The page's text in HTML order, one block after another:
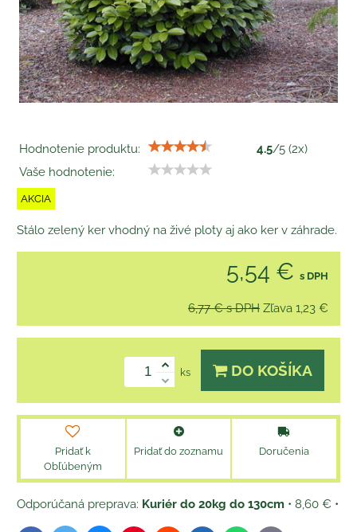
Hodnotenie produktu: 4.5/5 (2x)
Vaše hodnotenie:
AKCIA
Stálo zelený ker vhodný na živé ploty aj ako ker v záhrade.
5,54 € s DPH
6,77 € s DPH Zľava 1,23 €
ks DO KOŠÍKA
Pridať k
Obľúbeným
Pridať do zoznamu Doručenia
Kuriér do 20kg do 130cm • 8,60 € •